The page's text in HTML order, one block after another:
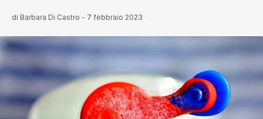
di Barbara Di Castro - 7 febbraio 2023